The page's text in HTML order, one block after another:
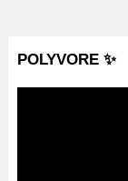
POLYVORE ✨